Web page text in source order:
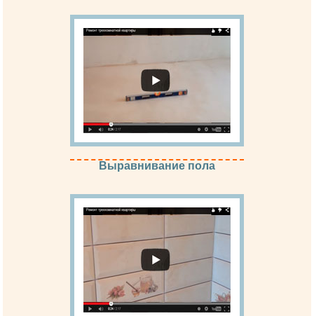
Выравнивание пола